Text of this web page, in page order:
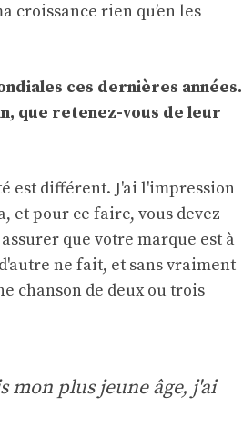
croissance rien qu’en les
ces dernières années.
que retenez-vous de leur
est différent. J'ai l'impression
et pour ce faire, vous devez
que votre marque est à
ne fait, et sans vraiment
chanson de deux ou trois
mon plus jeune âge, j'ai